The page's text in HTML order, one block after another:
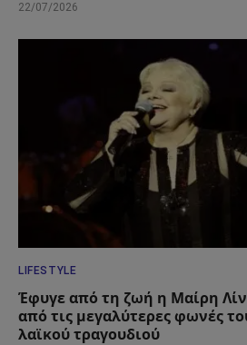
22/07/2026
LIFESTYLE
Έφυγε από τη ζωή η Μαίρη
από τις μεγαλύτερες φωνές
λαϊκού τραγουδιού